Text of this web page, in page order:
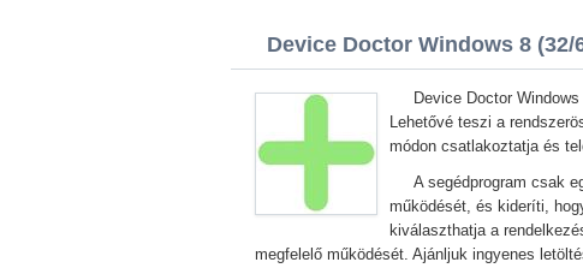
Device Doctor Windows 8 (32/
Device Doctor
Lehetővé teszi a
módon csatlakoztatja és
A segédprogram csak
működését, és kideríti,
kiválaszthatja a
megfelelő működését. Ajánljuk ingyenes